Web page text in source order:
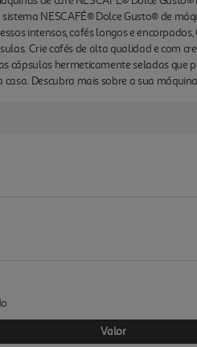
NESCAFÉ® Dolce Gusto® de
intensos, cafés longos e
Crie cafés de alta qualidad e com
cápsulas hermeticamente seladas
Descubra mais sobre a sua
Valor